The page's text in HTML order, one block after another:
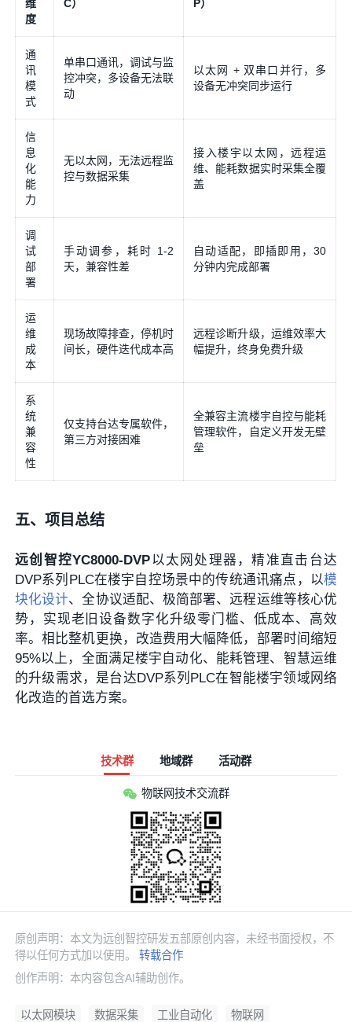
维
度
C） P）
通
讯
模
式
单串口通讯，调试与监
控冲突，多设备无法联
动
以太网 + 双串口并行，多
设备无冲突同步运行
信
息
化
能
力
无以太网，无法远程监
控与数据采集
接入楼宇以太网，远程运
维、能耗数据实时采集全覆
盖
调
试
部
署
手动调参，耗时 1-2
天，兼容性差
自动适配，即插即用，30
分钟内完成部署
运
维
成
本
现场故障排查，停机时
间长，硬件迭代成本高
远程诊断升级，运维效率大
幅提升，终身免费升级
系
统
兼
容
性
仅支持台达专属软件，
第三方对接困难
全兼容主流楼宇自控与能耗
管理软件，自定义开发无壁
垒
五、项目总结
远创智控YC8000-DVP以太网处理器，精准直击台达
DVP系列PLC在楼宇自控场景中的传统通讯痛点，以模
块化设计、全协议适配、极简部署、远程运维等核心优
势，实现老旧设备数字化升级零门槛、低成本、高效
率。相比整机更换，改造费用大幅降低，部署时间缩短
95%以上，全面满足楼宇自动化、能耗管理、智慧运维
的升级需求，是台达DVP系列PLC在智能楼宇领域网络
化改造的首选方案。
技术群 地域群 活动群
物联网技术交流群
原创声明：本文为远创智控研发五部原创内容，未经书面授权，不
得以任何方式加以使用。转载合作
创作声明：本内容包含AI辅助创作。
以太网模块 数据采集 工业自动化 物联网